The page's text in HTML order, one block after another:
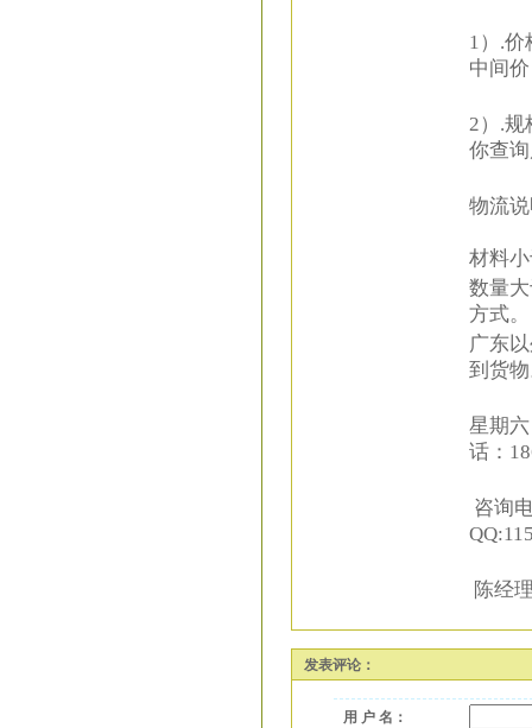
1）.
中间
2）.规
你查
物流
材料
数量
方式。
广东
到货
星期
话：
咨询
陈经
发表评论：
用 户 名：